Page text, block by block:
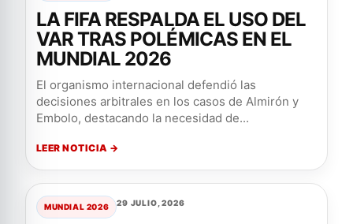
LA FIFA RESPALDA EL USO DEL
VAR TRAS POLÉMICAS EN EL
MUNDIAL 2026
El organismo internacional defendió las
decisiones arbitrales en los casos de Almirón y
Embolo, destacando la necesidad de...
LEER NOTICIA →
MUNDIAL 2026 29 JULIO, 2026